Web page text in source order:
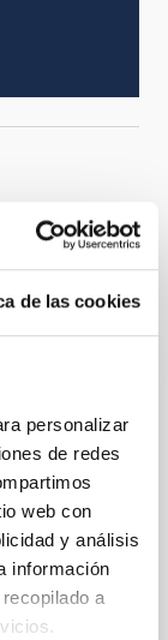
de las cookies
personalizar
de redes
web con
y análisis
información
a
on
of
between
dark
In
and
the